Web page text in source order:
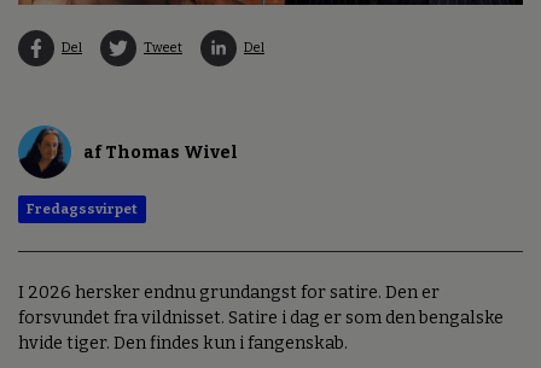
Del Tweet Del
af Thomas Wivel
Fredagssvirpet
I 2026 hersker endnu grundangst for satire. Den er
forsvundet fra vildnisset. Satire i dag er som den bengalske
hvide tiger. Den findes kun i fangenskab.